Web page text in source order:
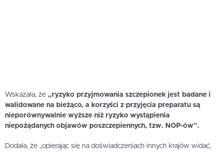
Wskazała, że „ryzyko przyjmowania szczepionek jest badane i
walidowane na bieżąco, a korzyści z przyjęcia preparatu są
nieporównywalnie wyższe niż ryzyko wystąpienia
niepożądanych objawów poszczepiennych, tzw. NOP-ów”.
Dodała, że „opierając się na doświadczeniach innych krajów widać,